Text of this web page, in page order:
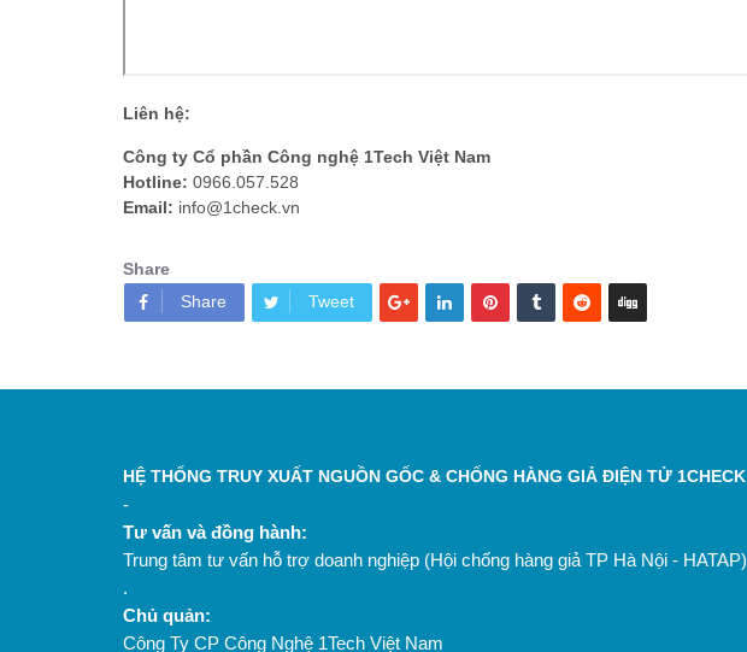
Liên hệ:
Công ty Cổ phần Công nghệ 1Tech Việt Nam
Hotline: 0966.057.528
Email: info@1check.vn
Share
Share
Tweet
HỆ THỐNG TRUY XUẤT NGUỒN GỐC & CHỐNG HÀNG GIẢ ĐIỆN TỬ 1CHECK
-
Tư vấn và đồng hành:
Trung tâm tư vấn hỗ trợ doanh nghiệp (Hội chống hàng giả TP Hà Nội - HATAP)
.
Chủ quản:
Công Ty CP Công Nghệ 1Tech Việt Nam